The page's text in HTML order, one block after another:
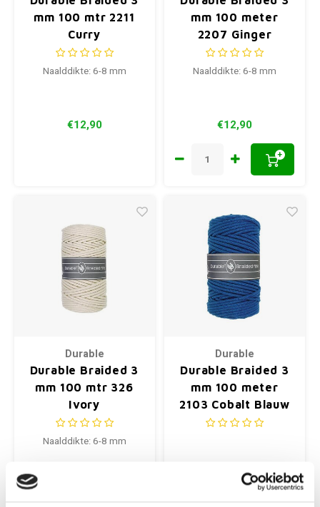
mm 100 mtr 2211
Curry
Naalddikte: 6-8 mm
€12,90
mm 100 meter
2207 Ginger
Naalddikte: 6-8 mm
€12,90
+
Durable
Durable Braided 3
mm 100 mtr 326
Ivory
Naalddikte: 6-8 mm
Durable
Durable Braided 3
mm 100 meter
2103 Cobalt Blauw